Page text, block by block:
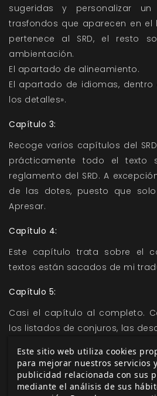
sugeridas y personalizar
trasfondos que aparecen en
pertenece al SRD, el resto
ambientación.
El apartado de alineamiento.
El apartado de idiomas,
los detalles».
Capítulo 3:
Recoge varios capítulos del
prácticamente todo el texto
reglamento del SRD. A
de las dotes, puesto que
Apresar.
Capítulo 4:
Este capítulo trata sobre el
textos están sacados de mi
Capítulo 5:
Casi el capítulo al completo.
los listados de conjuros, las
de trescientos conjuros, los
objetos mágicos y más. Este
SRD, salvo aquello que se
Voldor.
Este sitio web utiliza cookies
para mejorar nuestros servicios
publicidad relacionada con sus
mediante el análisis de sus